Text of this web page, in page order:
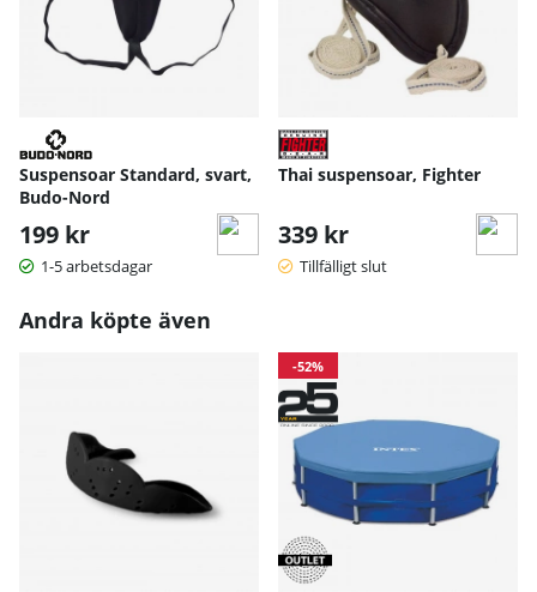
Suspensoar Standard, svart,
Budo-Nord
199 kr
1-5 arbetsdagar
Thai suspensoar, Fighter
339 kr
Tillfälligt slut
Andra köpte även
-52%